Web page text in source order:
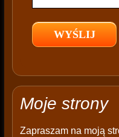
e
e
p
y
Moje strony
Zapraszam na moją